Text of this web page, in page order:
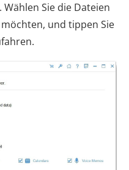
Sie die Dateien
und tippen Sie